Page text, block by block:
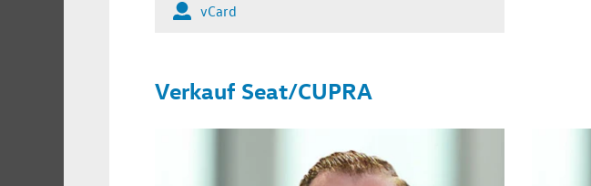
vCard
Verkauf Seat/CUPRA